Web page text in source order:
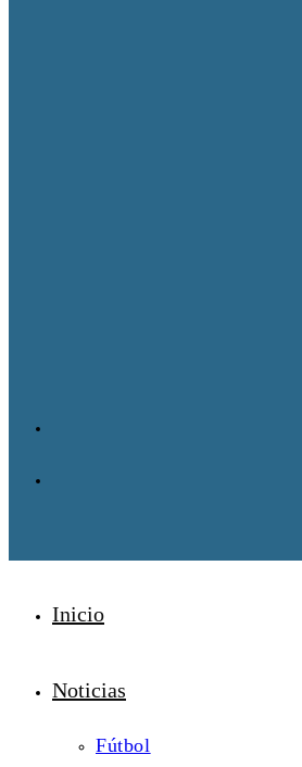
Inicio
Noticias
Fútbol